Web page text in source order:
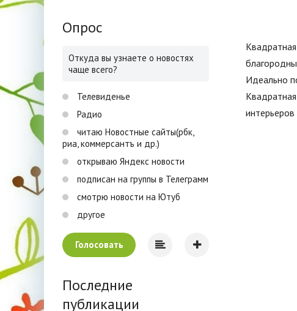
Идеально
Опрос
Откуда вы узнаете о новостях
чаще всего?
Телевиденье
Радио
читаю Новостные сайты(рбк,
риа, коммерсантъ и др.)
открываю Яндекс новости
подписан на группы в Телеграмм
смотрю новости на Ютуб
другое
Голосовать
Последние
публикации